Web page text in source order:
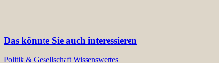
Das könnte Sie auch interessieren
Politik & Gesellschaft Wissenswertes